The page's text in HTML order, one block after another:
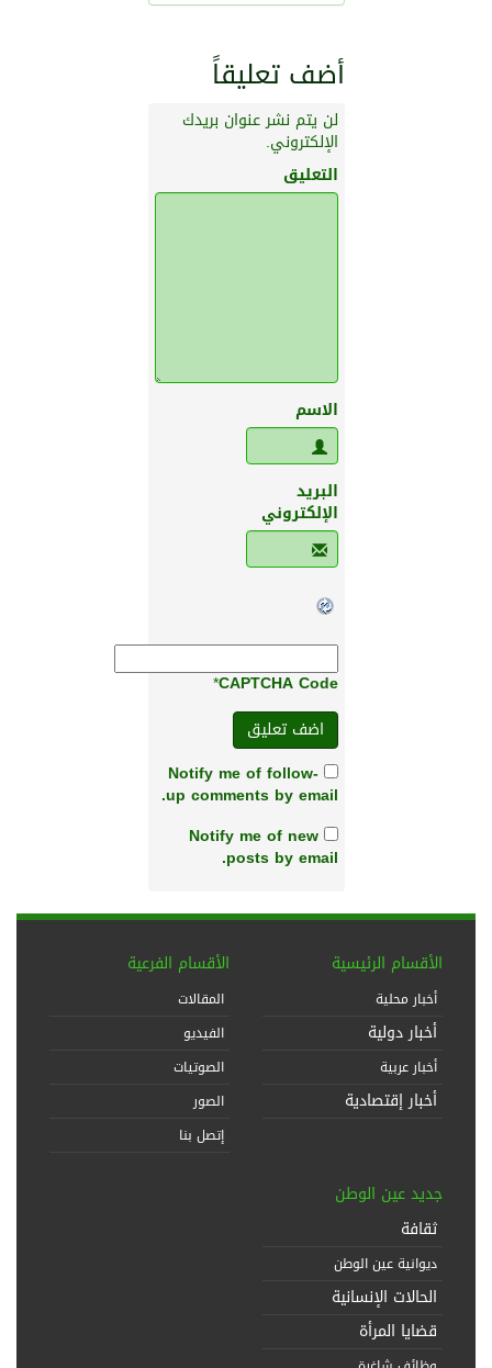
أضف تعليقاً
لن يتم نشر عنوان بريدك
الإلكتروني.
التعليق
الاسم
البريد
الإلكتروني
CAPTCHA Code
*
Notify me of follow-
up comments by email.
Notify me of new
posts by email.
الأقسام الرئيسية
أخبار محلية
أخبار دولية
أخبار عربية
أخبار إقتصادية
الأقسام الفرعية
المقالات
الفيديو
الصوتيات
الصور
إتصل بنا
جديد عين الوطن
ثقافة
ديوانية عين الوطن
الحالات الإنسانية
قضايا المرأة